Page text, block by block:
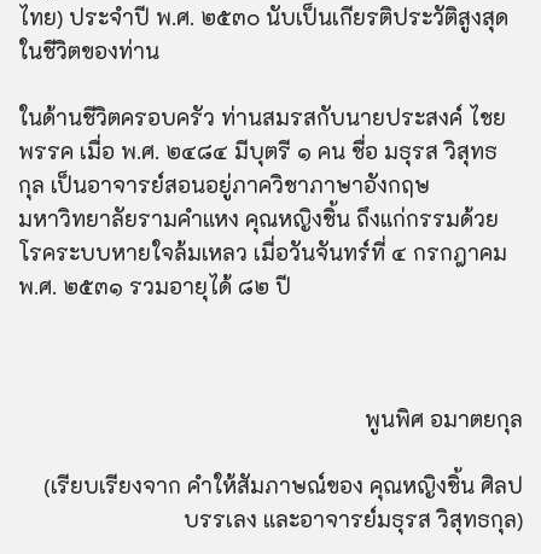
ไทย) ประจำปี พ.ศ. ๒๕๓๐ นับเป็นเกียรติประวัติสูงสุด
ในชีวิตของท่าน
ในด้านชีวิตครอบครัว ท่านสมรสกับนายประสงค์ ไชย
พรรค เมื่อ พ.ศ. ๒๔๘๔ มีบุตรี ๑ คน ชื่อ มธุรส วิสุทธ
กุล เป็นอาจารย์สอนอยู่ภาควิชาภาษาอังกฤษ
มหาวิทยาลัยรามคำแหง คุณหญิงชิ้น ถึงแก่กรรมด้วย
โรคระบบหายใจล้มเหลว เมื่อวันจันทร์ที่ ๔ กรกฎาคม
พ.ศ. ๒๕๓๑ รวมอายุได้ ๘๒ ปี
พูนพิศ อมาตยกุล
(เรียบเรียงจาก คำให้สัมภาษณ์ของ คุณหญิงชิ้น ศิลป
บรรเลง และอาจารย์มธุรส วิสุทธกุล)